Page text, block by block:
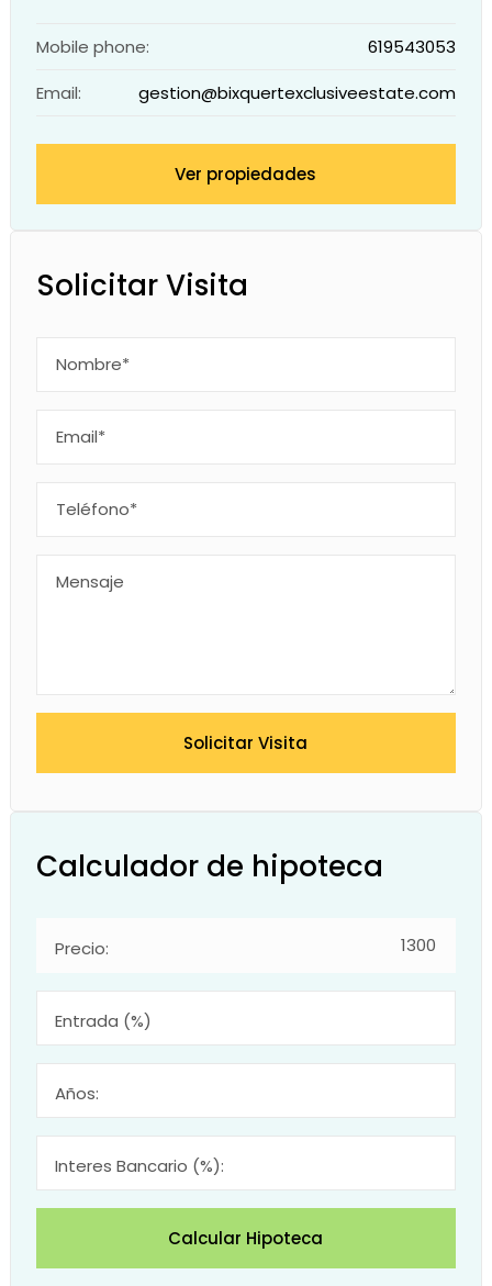
Mobile phone:
619543053
Email:
gestion@bixquertexclusiveestate.com
Ver propiedades
Solicitar Visita
Solicitar Visita
Calculador de hipoteca
Precio:
Entrada (%)
Años:
Interes Bancario (%):
Calcular Hipoteca